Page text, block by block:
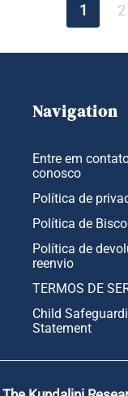
1 2
Navigation
Entre em
conosco
Política de
Política de
Política de
reenvio
TERMOS DE
Child
Statement